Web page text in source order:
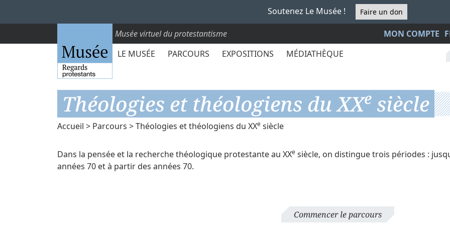
Soutenez Le Musée ! Faire un don
Musée virtuel du protestantisme MON COMPTE
LE MUSÉE
PARCOURS EXPOSITIONS MÉDIATHÈQUE
Théologies et théologiens du XXe siècle
Accueil > Parcours > Théologies et théologiens du XXe siècle
Dans la pensée et la recherche théologique protestante au XXe siècle, on distingue trois périodes :
années 70 et à partir des années 70.
Commencer le parcours